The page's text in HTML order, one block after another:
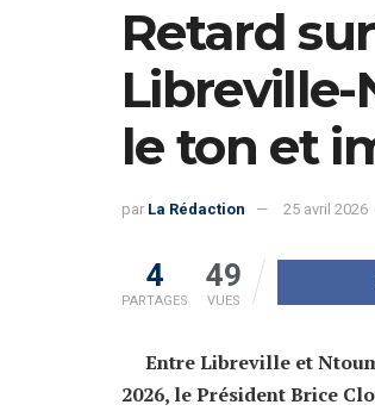
Retard
Libreville-
le ton et
par La Rédaction 25 avril 2026
4
PARTAGES
49
VUES
Entre Libreville et
2026, le Président Brice